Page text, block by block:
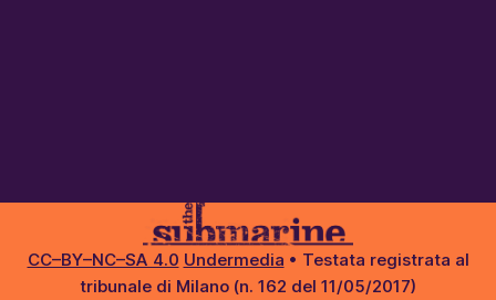
CC–BY–NC–SA 4.0 Undermedia • Testata registrata al
tribunale di Milano (n. 162 del 11/05/2017)